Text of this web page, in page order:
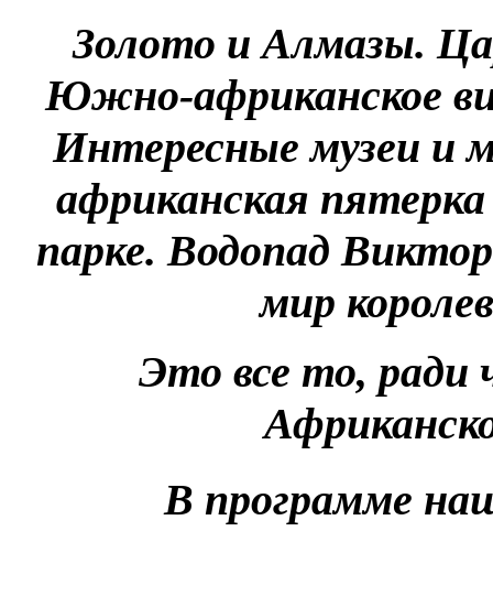
Золото и Алмазы.
Южно-африканское
Интересные музеи и
африканская
парке. Водопад
мир
Это все то, ради
В программе